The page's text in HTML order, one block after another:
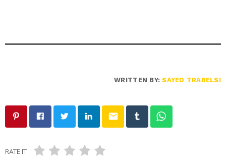
WRITTEN BY:SAYED TRABELSI
email
RATE IT